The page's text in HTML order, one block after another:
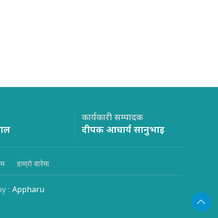
कार्यकारी सम्पादक
दीपक आचार्य सानुभाइ
हाम्रो बारेमा
: Appharu